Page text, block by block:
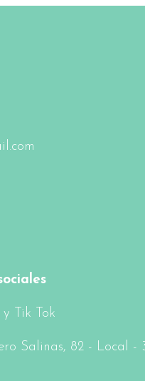
Tik Tok
Salinas, 82 - Local -